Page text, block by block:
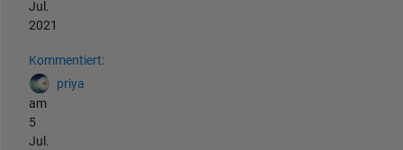
Jul.
2021
Kommentiert:
priya
am
5
Jul.